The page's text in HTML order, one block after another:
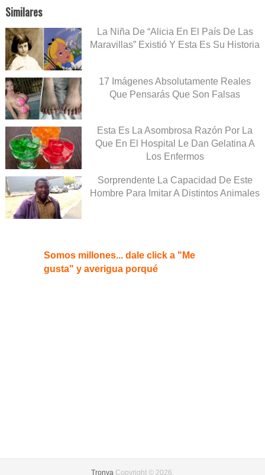
Similares
La Niña De “Alicia En El País De Las
Maravillas” Existió Y Esta Es Su Historia
17 Imágenes Absolutamente Reales
Que Pensarás Que Son Falsas
Esta Es La Asombrosa Razón Por La
Que En El Hospital Le Dan Gelatina A
Los Enfermos
Sorprendente La Capacidad De Este
Hombre Para Imitar A Distintos Animales
Somos millones... dale click a "Me
gusta" y averigua porqué
TronyaCopyright © 2026.